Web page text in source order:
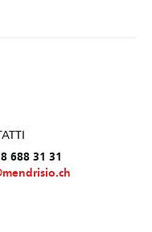
688 31 31